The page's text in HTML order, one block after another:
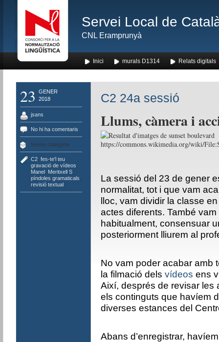
Servei Local de
CNL Eramprunyà
Inici murals D1314 Relats digitals
23
GENER
2018
jsans
No hi ha comentaris
Sense categoria
C2, fes-te'l teu,
gravació de vídeos
Manel, Meritxell S,
píndoles gramaticals
revisió textual
C2 24a sessió
Llums, càmera i
https://commons.wikimedia.org/wiki/
La sessió del 23 de gener
normalitat, tot i que vam
lloc, vam dividir la classe
actes diferents. També
habitualment, consensuar
posteriorment lliurem al
No vam poder acabar amb
la filmació dels vídeos ens
Així, després de revisar les
els continguts que havíem
diverses estances del
Abans d’enregistrar,